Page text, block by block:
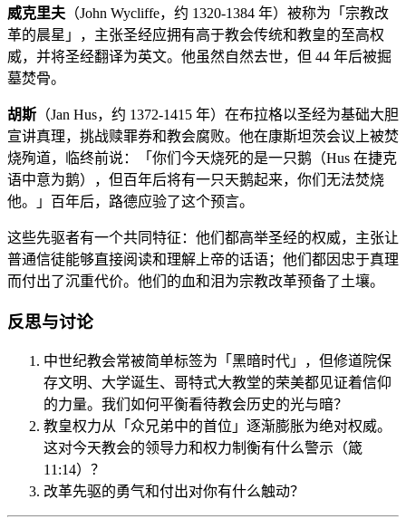
威克里夫 （John Wycliffe，约 1320-1384 年）被称为「宗教改
革的晨星」，主张圣经应拥有高于教会传统和教皇的至高权
威，并将圣经翻译为英文。他虽然自然去世，但 44 年后被掘
墓焚骨。
胡斯 （Jan Hus，约 1372-1415 年）在布拉格以圣经为基础大胆
宣讲真理，挑战赎罪券和教会腐败。他在康斯坦茨会议上被焚
烧殉道，临终前说：「你们今天烧死的是一只鹅（Hus 在捷克
语中意为鹅），但百年后将有一只天鹅起来，你们无法焚烧
他。」百年后，路德应验了这个预言。
这些先驱者有一个共同特征：他们都高举圣经的权威，主张让
普通信徒能够直接阅读和理解上帝的话语；他们都因忠于真理
而付出了沉重代价。他们的血和泪为宗教改革预备了土壤。
反思与讨论
中世纪教会常被简单标签为「黑暗时代」，但修道院保
存文明、大学诞生、哥特式大教堂的荣美都见证着信仰
的力量。我们如何平衡看待教会历史的光与暗？
教皇权力从「众兄弟中的首位」逐渐膨胀为绝对权威。
这对今天教会的领导力和权力制衡有什么警示（箴
11:14）？
改革先驱的勇气和付出对你有什么触动？